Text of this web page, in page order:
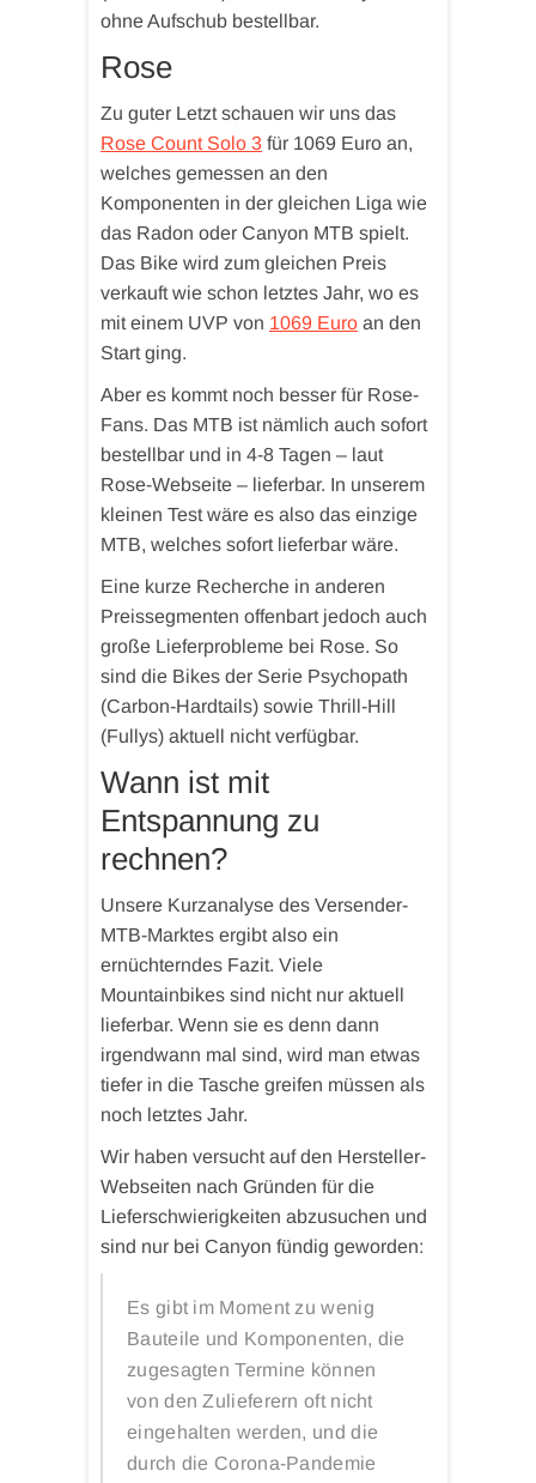
ohne Aufschub bestellbar.
Rose
Zu guter Letzt schauen wir uns das
Rose Count Solo 3 für 1069 Euro an,
welches gemessen an den
Komponenten in der gleichen Liga wie
das Radon oder Canyon MTB spielt.
Das Bike wird zum gleichen Preis
verkauft wie schon letztes Jahr, wo es
mit einem UVP von 1069 Euro an den
Start ging.
Aber es kommt noch besser für Rose-
Fans. Das MTB ist nämlich auch sofort
bestellbar und in 4-8 Tagen – laut
Rose-Webseite – lieferbar. In unserem
kleinen Test wäre es also das einzige
MTB, welches sofort lieferbar wäre.
Eine kurze Recherche in anderen
Preissegmenten offenbart jedoch auch
große Lieferprobleme bei Rose. So
sind die Bikes der Serie Psychopath
(Carbon-Hardtails) sowie Thrill-Hill
(Fullys) aktuell nicht verfügbar.
Wann ist mit
Entspannung zu
rechnen?
Unsere Kurzanalyse des Versender-
MTB-Marktes ergibt also ein
ernüchterndes Fazit. Viele
Mountainbikes sind nicht nur aktuell
lieferbar. Wenn sie es denn dann
irgendwann mal sind, wird man etwas
tiefer in die Tasche greifen müssen als
noch letztes Jahr.
Wir haben versucht auf den Hersteller-
Webseiten nach Gründen für die
Lieferschwierigkeiten abzusuchen und
sind nur bei Canyon fündig geworden:
Es gibt im Moment zu wenig
Bauteile und Komponenten, die
zugesagten Termine können
von den Zulieferern oft nicht
eingehalten werden, und die
durch die Corona-Pandemie